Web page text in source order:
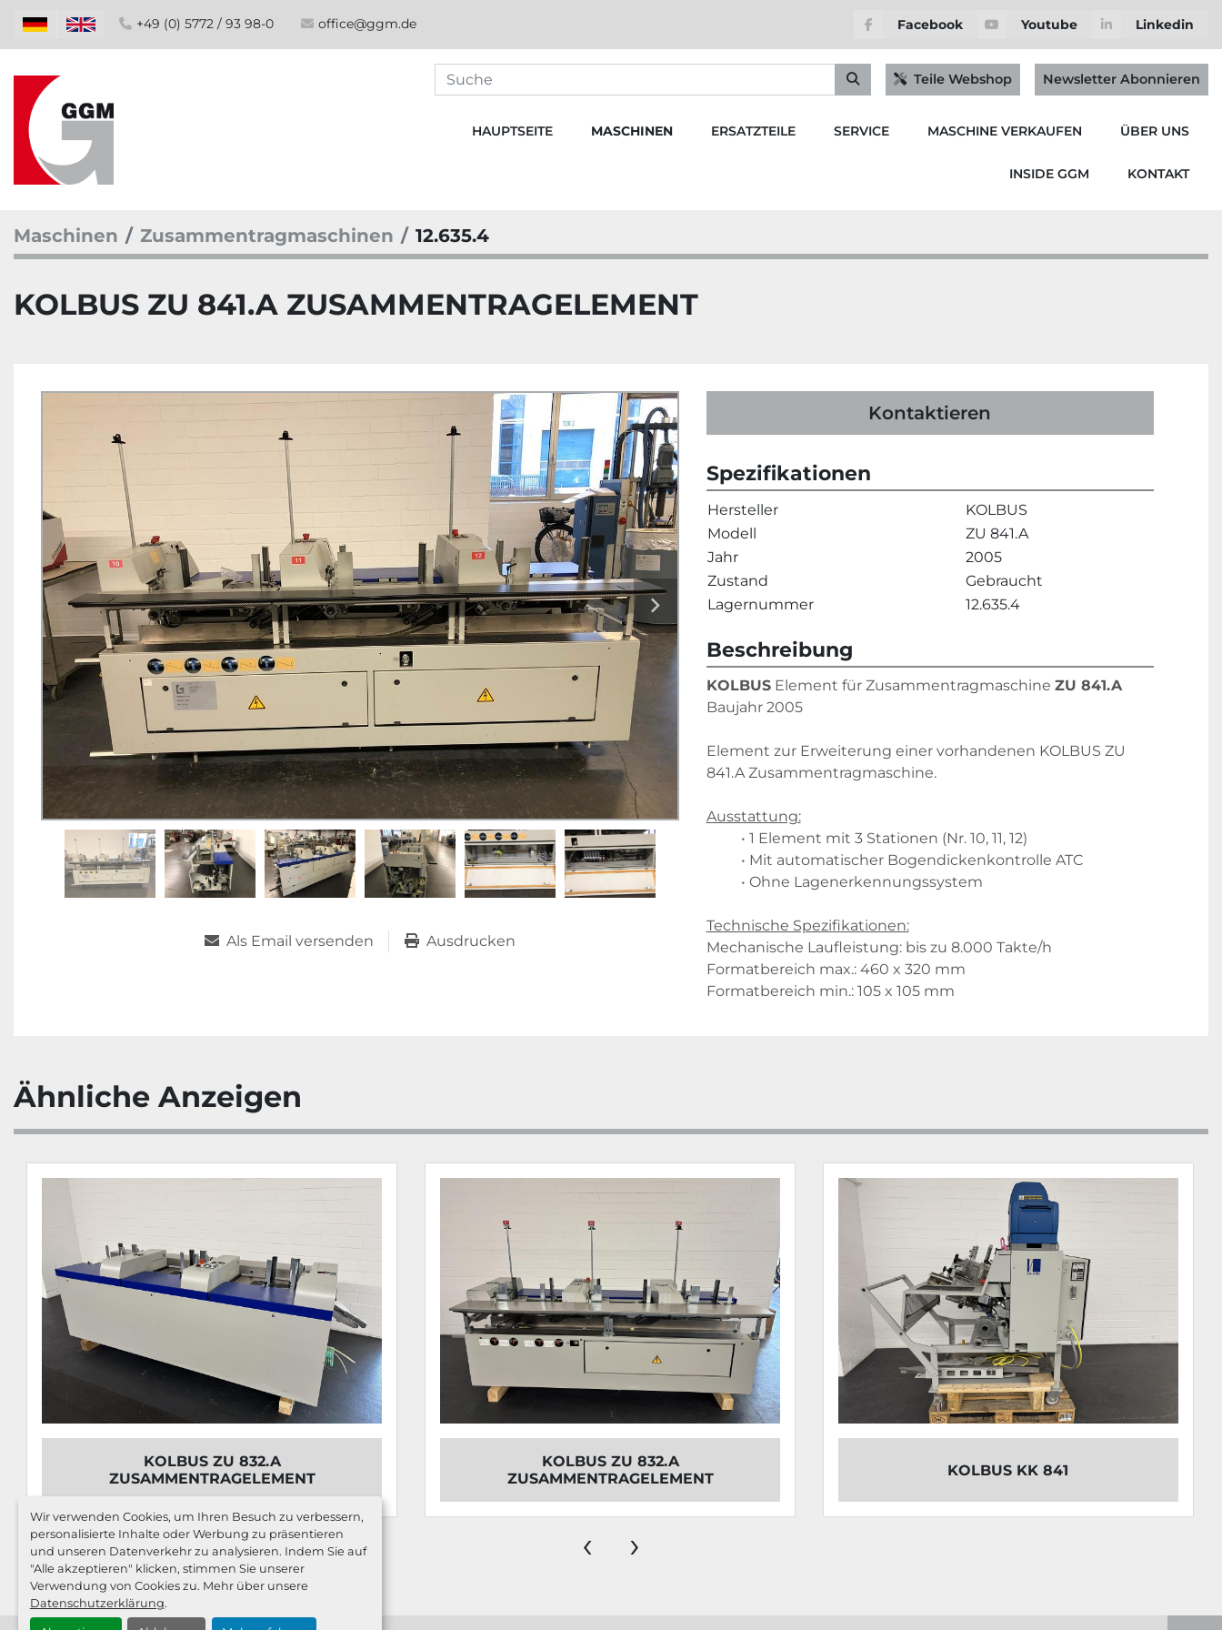
Wir verwenden Cookies, um Ihren Besuch zu verbessern,
personalisierte Inhalte oder Werbung zu präsentieren
und unseren Datenverkehr zu analysieren. Indem Sie auf
"Alle akzeptieren" klicken, stimmen Sie unserer
Verwendung von Cookies zu. Mehr über unsere
Datenschutzerklärung.
+49 (0) 5772 / 93 98-0 office@ggm.de Facebook Youtube Linkedin
Teile Webshop Newsletter Abonnieren
HAUPTSEITE MASCHINEN ERSATZTEILE SERVICE MASCHINE VERKAUFEN ÜBER UNS
INSIDE GGM KONTAKT
Maschinen Zusammentragmaschinen 12.635.4
KOLBUS ZU 841.A ZUSAMMENTRAGELEMENT
Kontaktieren
Als Email versenden Ausdrucken
Spezifikationen
Hersteller
KOLBUS
Modell
ZU 841.A
Jahr
2005
Zustand
Gebraucht
Lagernummer
12.635.4
Beschreibung
KOLBUS Element für Zusammentragmaschine ZU 841.A
Baujahr 2005
Element zur Erweiterung einer vorhandenen KOLBUS ZU
841.A Zusammentragmaschine.
Ausstattung:
1 Element mit 3 Stationen (Nr. 10, 11, 12)
Mit automatischer Bogendickenkontrolle ATC
Ohne Lagenerkennungssystem
Technische Spezifikationen:
Mechanische Laufleistung: bis zu 8.000 Takte/h
Formatbereich max.: 460 x 320 mm
Formatbereich min.: 105 x 105 mm
Ähnliche Anzeigen
KOLBUS ZU 832.A
ZUSAMMENTRAGELEMENT
KOLBUS ZU 832.A
ZUSAMMENTRAGELEMENT
KOLBUS KK 841
‹ ›